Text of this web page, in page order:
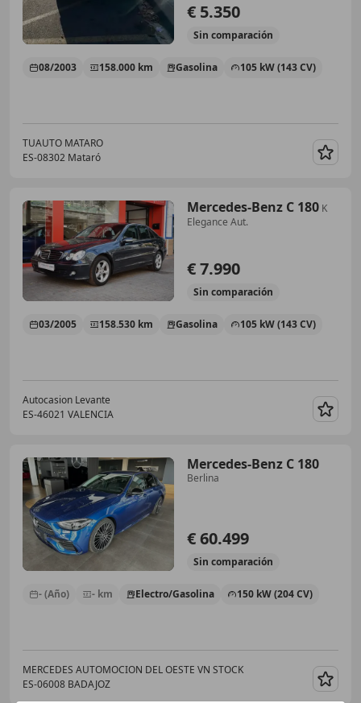
€ 5.350
Sin comparación
08/2003 158.000 km Gasolina 105 kW (143 CV)
TUAUTO MATARO
ES-08302 Mataró
Mercedes-Benz C 180 K
Elegance Aut.
€ 7.990
Sin comparación
03/2005 158.530 km Gasolina 105 kW (143 CV)
Autocasion Levante
ES-46021 VALENCIA
Mercedes-Benz C 180
Berlina
€ 60.499
Sin comparación
- (Año) - km Electro/Gasolina 150 kW (204 CV)
MERCEDES AUTOMOCION DEL OESTE VN STOCK
ES-06008 BADAJOZ